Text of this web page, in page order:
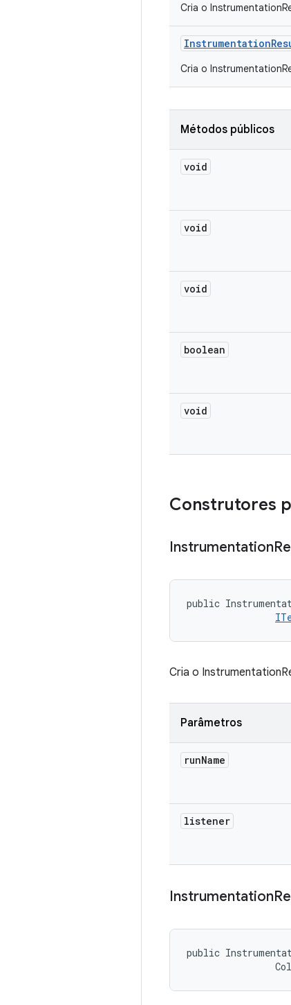
Cria o
Instrumentation
Cria o
Métodos públicos
void
void
void
boolean
void
Construtores
Instrumentation
public
Cria o
Parâmetros
runName
listener
Instrumentation
public